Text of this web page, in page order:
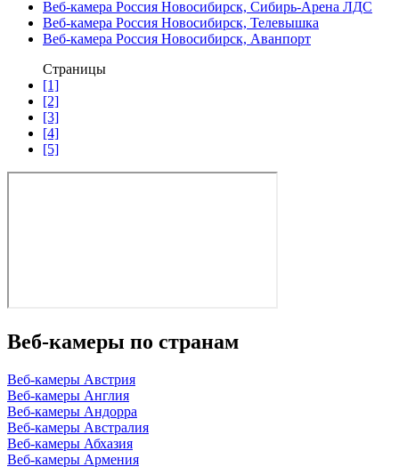
Веб-камера Россия Новосибирск, Сибирь-Арена ЛДС
Веб-камера Россия Новосибирск, Телевышка
Веб-камера Россия Новосибирск, Аванпорт
Страницы
[1]
[2]
[3]
[4]
[5]
Веб-камеры по странам
Веб-камеры Австрия
Веб-камеры Англия
Веб-камеры Андорра
Веб-камеры Австралия
Веб-камеры Абхазия
Веб-камеры Армения